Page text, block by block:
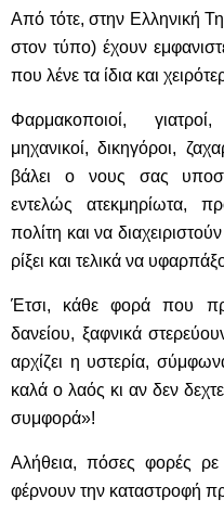
Από τότε, στην Ελληνική
στον τύπο) έχουν
που λένε τα ίδια και
Φαρμακοποιοί,
μηχανικοί, δικηγόροι,
βάλει ο νους σας
εντελώς ατεκμηρίωτα,
πολίτη και να
ρίξει και τελικά να
Έτσι, κάθε φορά που
δανείου, ξαφνικά
αρχίζει η υστερία,
καλά ο λαός κι αν δεν
συμφορά»!
Αλήθεια, πόσες φορές
φέρνουν την καταστροφή